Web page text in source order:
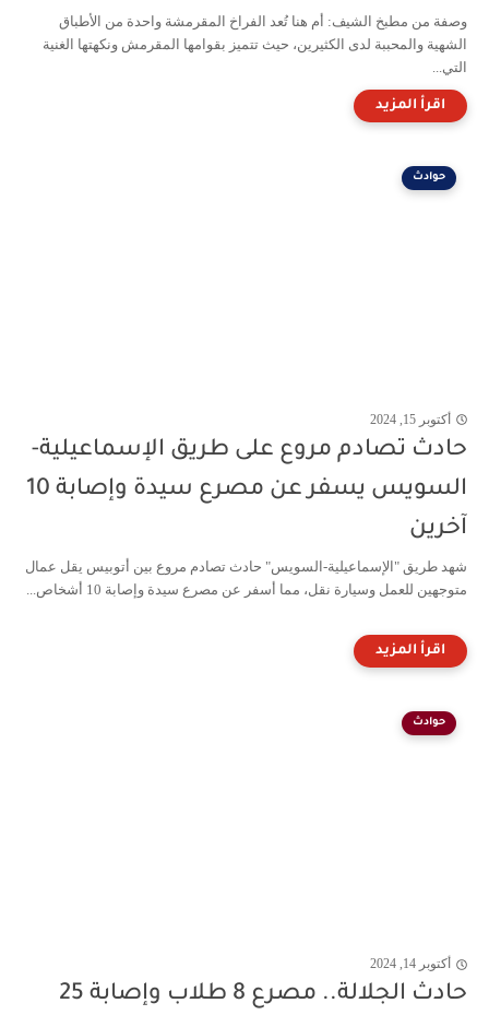
وصفة من مطبخ الشيف: أم هنا تُعد الفراخ المقرمشة واحدة من الأطباق
الشهية والمحببة لدى الكثيرين، حيث تتميز بقوامها المقرمش ونكهتها الغنية
التي...
حوادث
أكتوبر 15, 2024
حادث تصادم مروع على طريق الإسماعيلية-
السويس يسفر عن مصرع سيدة وإصابة 10
آخرين
شهد طريق "الإسماعيلية-السويس" حادث تصادم مروع بين أتوبيس يقل عمال
متوجهين للعمل وسيارة نقل، مما أسفر عن مصرع سيدة وإصابة 10 أشخاص...
حوادث
أكتوبر 14, 2024
حادث الجلالة.. مصرع 8 طلاب وإصابة 25